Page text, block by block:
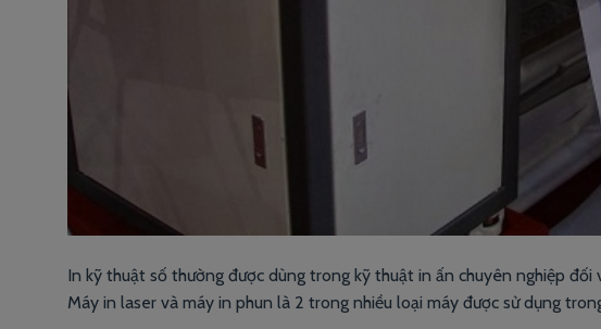
In kỹ thuật số thường được dùng trong kỹ thuật in ấn chuyên nghiệp
Máy in laser và máy in phun là 2 trong nhiều loại máy được sử dụng